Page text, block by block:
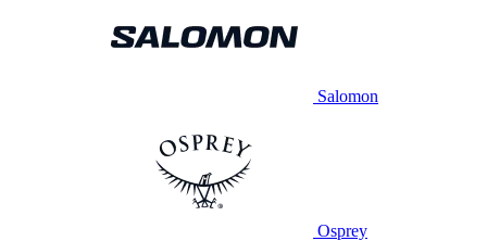
Salomon
Osprey